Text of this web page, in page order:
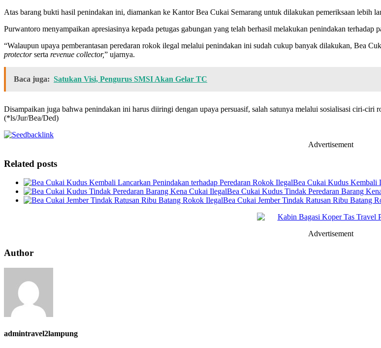
Atas barang bukti hasil penindakan ini, diamankan ke Kantor Bea Cukai Semarang untuk dilakukan pemeriksaan lebih
Purwantoro menyampaikan apresiasinya kepada petugas gabungan yang telah berhasil melakukan penindakan terhadap
“Walaupun upaya pemberantasan peredaran rokok ilegal melalui penindakan ini sudah cukup banyak dilakukan, Bea
protectorserta revenue collector,” ujarnya.
Baca juga: Satukan Visi, Pengurus SMSI Akan Gelar TC
Disampaikan juga bahwa penindakan ini harus diiringi dengan upaya persuasif, salah satunya melalui sosialisasi ciri-
(*ls/Jur/Bea/Ded)
Advertisement
Related posts
Bea Cukai Kudus Kembali
Bea Cukai Kudus Tindak Peredaran Barang
Bea Cukai Jember Tindak Ratusan Ribu Batang
Advertisement
Author
admintravel2lampung